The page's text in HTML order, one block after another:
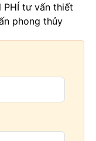
PHÍ tư vấn thiết
phong thủy